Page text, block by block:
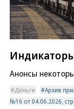
Анонсы
Деньги Архив
№16 от 04.06.2026,